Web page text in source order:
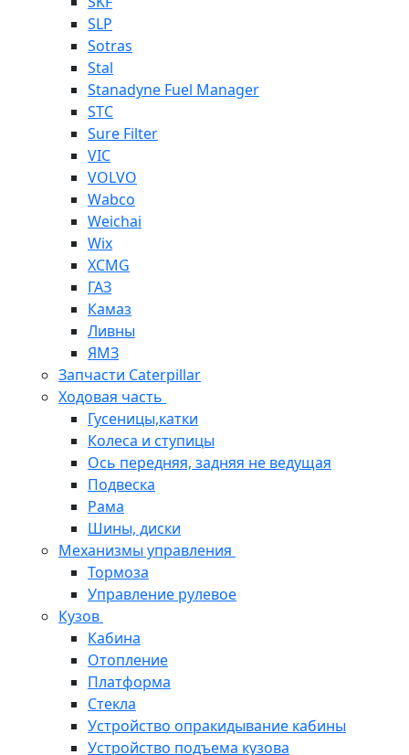
SLP
Sotras
Stal
Stanadyne Fuel Manager
STC
Sure Filter
VIC
VOLVO
Wabco
Weichai
Wix
XCMG
ГАЗ
Камаз
Ливны
ЯМЗ
Запчасти Caterpillar
Ходовая часть
Гусеницы,катки
Колеса и ступицы
Ось передняя, задняя не ведущая
Подвеска
Рама
Шины, диски
Механизмы управления
Тормоза
Управление рулевое
Кузов
Кабина
Отопление
Платформа
Стекла
Устройство опракидывание кабины
Устройство подъема кузова